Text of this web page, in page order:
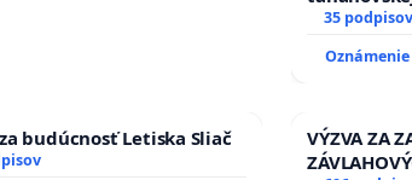
duchu.
35 podpisov
budúcnosť Letiska Sliač
VÝZVA ZA